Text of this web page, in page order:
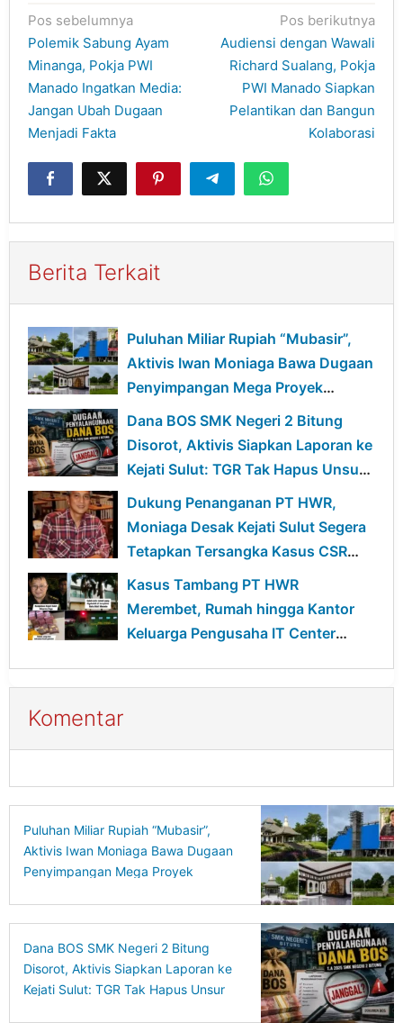
Navigasi
pos
Pos sebelumnya
Polemik Sabung Ayam
Minanga, Pokja PWI
Manado Ingatkan Media:
Jangan Ubah Dugaan
Menjadi Fakta
Pos berikutnya
Audiensi dengan Wawali
Richard Sualang, Pokja
PWI Manado Siapkan
Pelantikan dan Bangun
Kolaborasi
Berita Terkait
Puluhan Miliar Rupiah “Mubasir”,
Aktivis Iwan Moniaga Bawa Dugaan
Penyimpangan Mega Proyek
Gedung Mentalitas Pancasila
UNIMA ke Kejagung
Dana BOS SMK Negeri 2 Bitung
Disorot, Aktivis Siapkan Laporan ke
Kejati Sulut: TGR Tak Hapus Unsur
Pidana
Dukung Penanganan PT HWR,
Moniaga Desak Kejati Sulut Segera
Tetapkan Tersangka Kasus CSR
BSG
Kasus Tambang PT HWR
Merembet, Rumah hingga Kantor
Keluarga Pengusaha IT Center
Komentar
Puluhan Miliar Rupiah “Mubasir”,
Aktivis Iwan Moniaga Bawa Dugaan
Penyimpangan Mega Proyek
Dana BOS SMK Negeri 2 Bitung
Disorot, Aktivis Siapkan Laporan ke
Kejati Sulut: TGR Tak Hapus Unsur